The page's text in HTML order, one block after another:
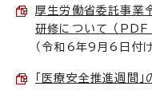
厚生労働省委託事業
研修について （
（令和6年9月6日付け
「医療安全推進週間